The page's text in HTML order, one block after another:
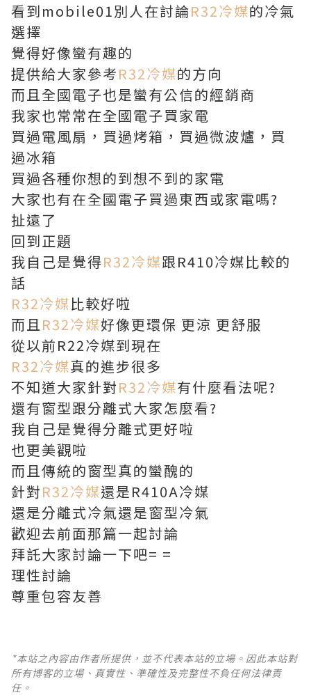
看到mobile01別人在討論R32冷媒的冷氣
選擇
覺得好像蠻有趣的
提供給大家參考R32冷媒的方向
而且全國電子也是蠻有公信的經銷商
我家也常常在全國電子買家電
買過電風扇，買過烤箱，買過微波爐，買
過冰箱
買過各種你想的到想不到的家電
大家也有在全國電子買過東西或家電嗎?
扯遠了
回到正題
我自己是覺得R32冷媒跟R410冷媒比較的
話
R32冷媒比較好啦
而且R32冷媒好像更環保 更涼 更舒服
從以前R22冷媒到現在
R32冷媒真的進步很多
不知道大家針對R32冷媒有什麼看法呢?
還有窗型跟分離式大家怎麼看?
我自己是覺得分離式更好啦
也更美觀啦
而且傳統的窗型真的蠻醜的
針對R32冷媒還是R410A冷媒
還是分離式冷氣還是窗型冷氣
歡迎去前面那篇一起討論
拜託大家討論一下吧= =
理性討論
尊重包容友善
*本站之內容由作者所提供，並不代表本站的立場。因此本站對
所有博客的立場、真實性、準確性及完整性不負任何法律責
任。